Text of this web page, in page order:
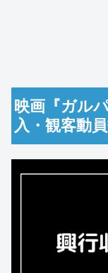
映画『ガル
入・観客動